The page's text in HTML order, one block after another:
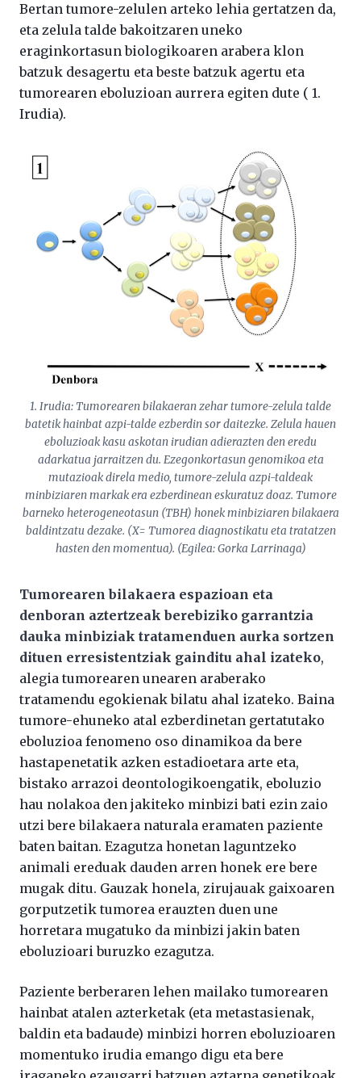
Bertan tumore-zelulen arteko lehia gertatzen da,
eta zelula talde bakoitzaren uneko
eraginkortasun biologikoaren arabera klon
batzuk desagertu eta beste batzuk agertu eta
tumorearen eboluzioan aurrera egiten dute ( 1.
Irudia).
1. Irudia: Tumorearen bilakaeran zehar tumore-zelula talde
batetik hainbat azpi-talde ezberdin sor daitezke. Zelula hauen
eboluzioak kasu askotan irudian adierazten den eredu
adarkatua jarraitzen du. Ezegonkortasun genomikoa eta
mutazioak direla medio, tumore-zelula azpi-taldeak
minbiziaren markak era ezberdinean eskuratuz doaz. Tumore
barneko heterogeneotasun (TBH) honek minbiziaren bilakaera
baldintzatu dezake. (X= Tumorea diagnostikatu eta tratatzen
hasten den momentua). (Egilea: Gorka Larrinaga)
Tumorearen bilakaera espazioan eta
denboran aztertzeak berebiziko garrantzia
dauka minbiziak tratamenduen aurka sortzen
dituen erresistentziak gainditu ahal izateko,
alegia tumorearen unearen araberako
tratamendu egokienak bilatu ahal izateko. Baina
tumore-ehuneko atal ezberdinetan gertatutako
eboluzioa fenomeno oso dinamikoa da bere
hastapenetatik azken estadioetara arte eta,
bistako arrazoi deontologikoengatik, eboluzio
hau nolakoa den jakiteko minbizi bati ezin zaio
utzi bere bilakaera naturala eramaten paziente
baten baitan. Ezagutza honetan laguntzeko
animali ereduak dauden arren honek ere bere
mugak ditu. Gauzak honela, zirujauak gaixoaren
gorputzetik tumorea erauzten duen une
horretara mugatuko da minbizi jakin baten
eboluzioari buruzko ezagutza.
Paziente berberaren lehen mailako tumorearen
hainbat atalen azterketak (eta metastasienak,
baldin eta badaude) minbizi horren eboluzioaren
momentuko irudia emango digu eta bere